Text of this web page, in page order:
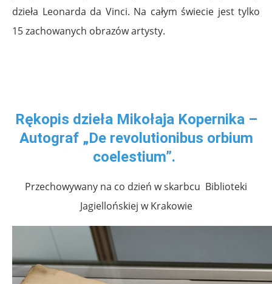
dzieła Leonarda da Vinci. Na całym świecie jest tylko
15 zachowanych obrazów artysty.
Rękopis dzieła Mikołaja Kopernika –
Autograf „De revolutionibus orbium
coelestium”.
Przechowywany na co dzień w skarbcu Biblioteki
Jagiellońskiej w Krakowie